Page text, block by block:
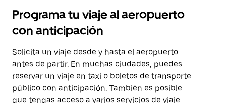
Programa tu viaje al aeropuerto
con anticipación
Solicita un viaje desde y hasta el aeropuerto
antes de partir. En muchas ciudades, puedes
reservar un viaje en taxi o boletos de transporte
público con anticipación. También es posible
que tengas acceso a varios servicios de viaje